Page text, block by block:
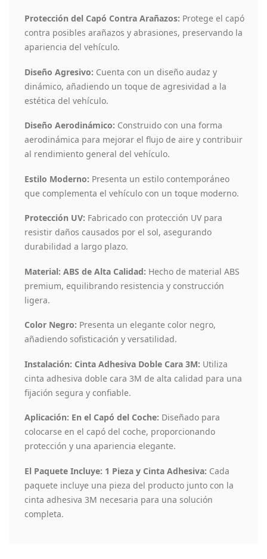
Protección del Capó Contra Arañazos: Protege el capó
contra posibles arañazos y abrasiones, preservando la
apariencia del vehículo.
Diseño Agresivo: Cuenta con un diseño audaz y
dinámico, añadiendo un toque de agresividad a la
estética del vehículo.
Diseño Aerodinámico: Construido con una forma
aerodinámica para mejorar el flujo de aire y contribuir
al rendimiento general del vehículo.
Estilo Moderno: Presenta un estilo contemporáneo
que complementa el vehículo con un toque moderno.
Protección UV: Fabricado con protección UV para
resistir daños causados por el sol, asegurando
durabilidad a largo plazo.
Material: ABS de Alta Calidad: Hecho de material ABS
premium, equilibrando resistencia y construcción
ligera.
Color Negro: Presenta un elegante color negro,
añadiendo sofisticación y versatilidad.
Instalación: Cinta Adhesiva Doble Cara 3M: Utiliza
cinta adhesiva doble cara 3M de alta calidad para una
fijación segura y confiable.
Aplicación: En el Capó del Coche: Diseñado para
colocarse en el capó del coche, proporcionando
protección y una apariencia elegante.
El Paquete Incluye: 1 Pieza y Cinta Adhesiva: Cada
paquete incluye una pieza del producto junto con la
cinta adhesiva 3M necesaria para una solución
completa.